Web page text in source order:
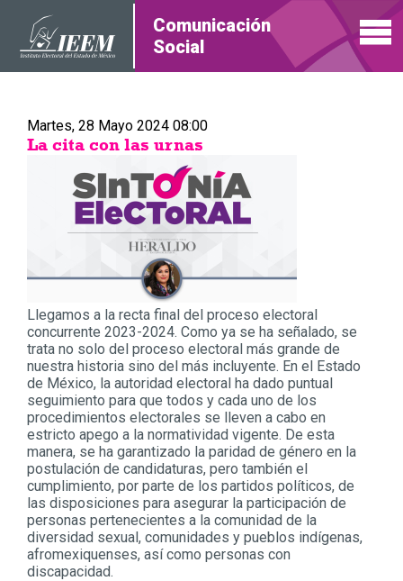
Comunicación
Social
Martes, 28 Mayo 2024 08:00
La cita con las urnas
Llegamos a la recta final del proceso electoral
concurrente 2023-2024. Como ya se ha señalado, se
trata no solo del proceso electoral más grande de
nuestra historia sino del más incluyente. En el Estado
de México, la autoridad electoral ha dado puntual
seguimiento para que todos y cada uno de los
procedimientos electorales se lleven a cabo en
estricto apego a la normatividad vigente. De esta
manera, se ha garantizado la paridad de género en la
postulación de candidaturas, pero también el
cumplimiento, por parte de los partidos políticos, de
las disposiciones para asegurar la participación de
personas pertenecientes a la comunidad de la
diversidad sexual, comunidades y pueblos indígenas,
afromexiquenses, así como personas con
discapacidad.